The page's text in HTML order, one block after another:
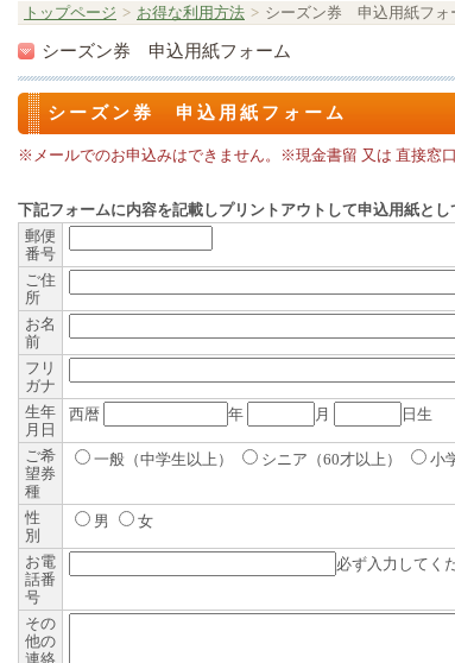
トップページ > お得な利用方法 > シーズン券 申込用紙フォ
シーズン券 申込用紙フォーム
シーズン券 申込用紙フォーム
※メールでのお申込みはできません。※現金書留 又は 直接窓口
下記フォームに内容を記載しプリントアウトして申込用紙とし
郵便
番号
ご住
所
お名
前
フリ
ガナ
生年
月日
西暦 年 月 日生
ご希
望券
種
一般（中学生以上） シニア（60才以上） 小
性
別
男 女
お電
話番
号
必ず入力してく
その
他の
連絡